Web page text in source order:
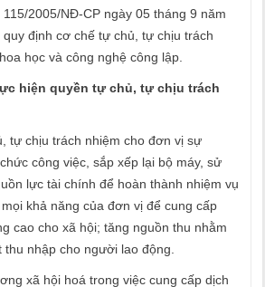
2005/NĐ-CP ngày 05 tháng 9 năm
định cơ chế tự chủ, tự chịu trách
học và công nghệ công lập.
hiện quyền tự chủ, tự chịu trách
tự chịu trách nhiệm cho đơn vị sự
công việc, sắp xếp lại bộ máy, sử
lực tài chính để hoàn thành nhiệm vụ
khả năng của đơn vị để cung cấp
cao cho xã hội; tăng nguồn thu nhằm
nhập cho người lao động.
xã hội hoá trong việc cung cấp dịch